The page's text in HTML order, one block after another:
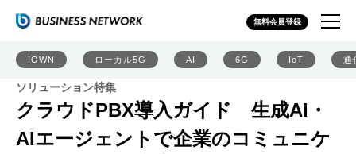
無料会員登録
IOWN ローカル5G AI 6G IoT 通
ソリューション特集
クラウドPBX導入ガイド 生成AI・
AIエージェントで企業のコミュニケ